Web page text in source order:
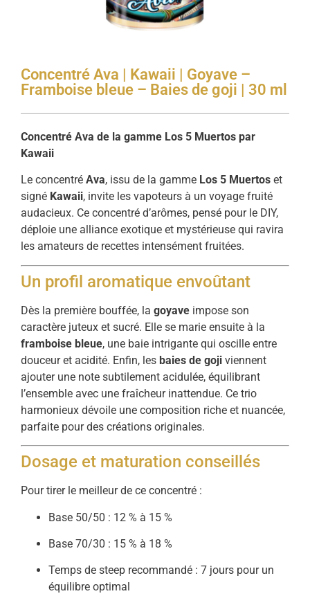
Concentré Ava | Kawaii | Goyave –
Framboise bleue – Baies de goji | 30 ml
Concentré Ava de la gamme Los 5 Muertos par
Kawaii
Le concentré Ava, issu de la gamme Los 5 Muertos et
signé Kawaii, invite les vapoteurs à un voyage fruité
audacieux. Ce concentré d’arômes, pensé pour le DIY,
déploie une alliance exotique et mystérieuse qui ravira
les amateurs de recettes intensément fruitées.
Un profil aromatique envoûtant
Dès la première bouffée, la goyave impose son
caractère juteux et sucré. Elle se marie ensuite à la
framboise bleue, une baie intrigante qui oscille entre
douceur et acidité. Enfin, les baies de goji viennent
ajouter une note subtilement acidulée, équilibrant
l’ensemble avec une fraîcheur inattendue. Ce trio
harmonieux dévoile une composition riche et nuancée,
parfaite pour des créations originales.
Dosage et maturation conseillés
Pour tirer le meilleur de ce concentré :
Base 50/50 : 12 % à 15 %
Base 70/30 : 15 % à 18 %
Temps de steep recommandé : 7 jours pour un
équilibre optimal